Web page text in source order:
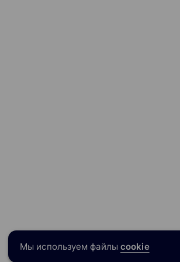
Мы используем файлы cookie